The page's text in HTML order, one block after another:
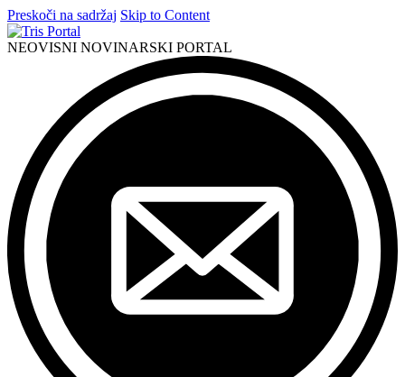
Preskoči na sadržaj Skip to Content
NEOVISNI NOVINARSKI PORTAL